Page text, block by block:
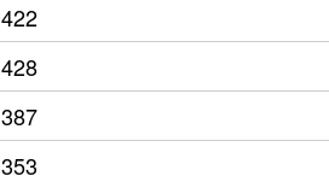
422
428
387
353